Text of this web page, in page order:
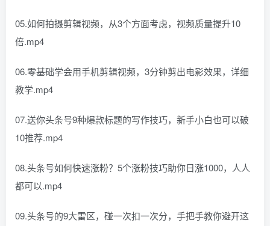
05.如何拍摄剪辑视频，从3个方面考虑，视频质量提升10
倍.mp4
06.零基础学会用手机剪辑视频，3分钟剪出电影效果，详细
教学.mp4
07.送你头条号9种爆款标题的写作技巧，新手小白也可以破
10推荐.mp4
08.头条号如何快速涨粉？5个涨粉技巧助你日涨1000，人人
都可以.mp4
09.头条号的9大雷区，碰一次扣一次分，手把手教你避开这